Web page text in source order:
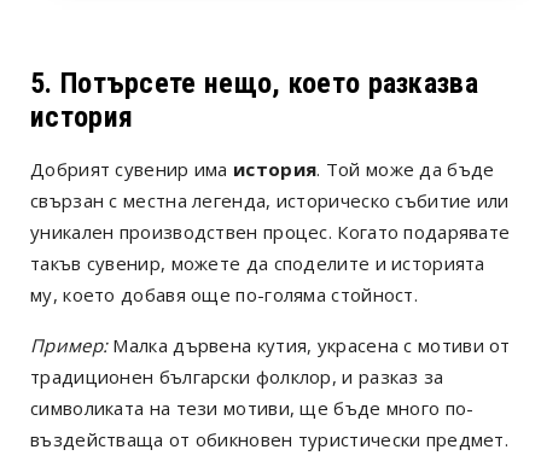
5. Потърсете нещо, което разказва
история
Добрият сувенир има история. Той може да бъде
свързан с местна легенда, историческо събитие или
уникален производствен процес. Когато подарявате
такъв сувенир, можете да споделите и историята
му, което добавя още по-голяма стойност.
Пример:Малка дървена кутия, украсена с мотиви от
традиционен български фолклор, и разказ за
символиката на тези мотиви, ще бъде много по-
въздействаща от обикновен туристически предмет.